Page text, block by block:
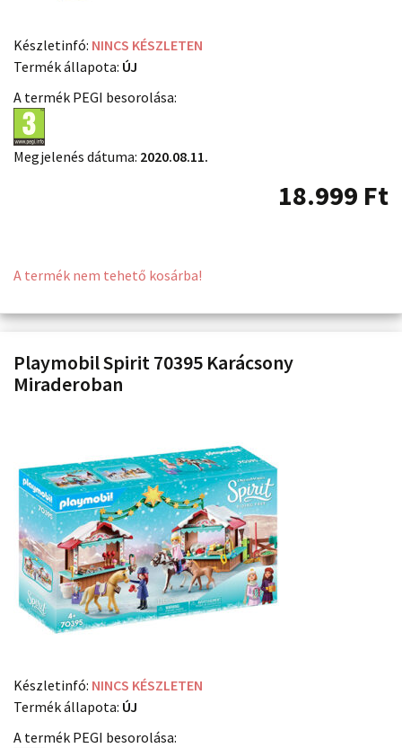
Készletinfó: NINCS KÉSZLETEN
Termék állapota: ÚJ
A termék PEGI besorolása:
Megjelenés dátuma: 2020.08.11.
18.999 Ft
A termék nem tehető kosárba!
Playmobil Spirit 70395 Karácsony
Miraderoban
Készletinfó: NINCS KÉSZLETEN
Termék állapota: ÚJ
A termék PEGI besorolása: